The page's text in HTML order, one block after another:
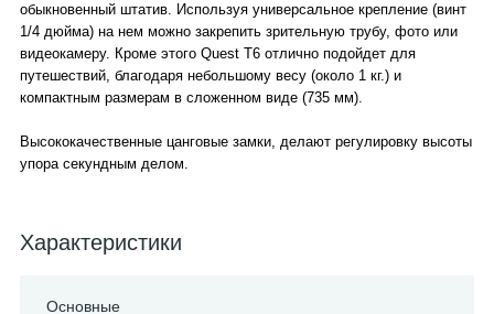
обыкновенный штатив. Используя универсальное крепление (винт
1/4 дюйма) на нем можно закрепить зрительную трубу, фото или
видеокамеру. Кроме этого Quest T6 отлично подойдет для
путешествий, благодаря небольшому весу (около 1 кг.) и
компактным размерам в сложенном виде (735 мм).
Высококачественные цанговые замки, делают регулировку высоты
упора секундным делом.
Характеристики
Основные